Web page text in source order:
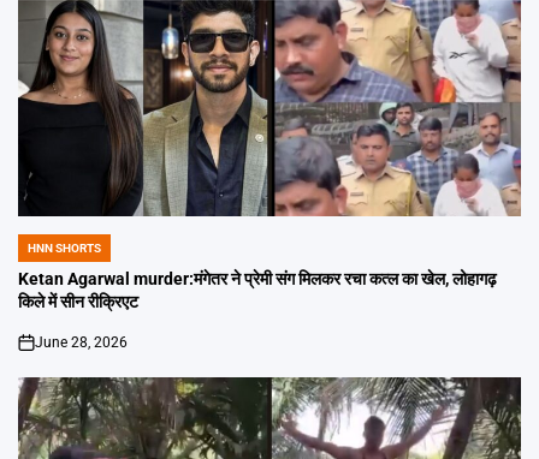
POSTED
IN
HNN SHORTS
Ketan Agarwal murder:मंगेतर ने प्रेमी संग मिलकर रचा कत्ल का खेल, लोहागढ़
किले में सीन रीक्रिएट
on
June 28, 2026